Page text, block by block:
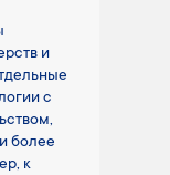
и
с
более
к